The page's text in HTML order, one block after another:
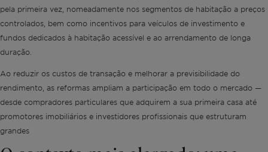
pela primeira vez, nomeadamente nos segmentos de habitação a preços
controlados, bem como incentivos para veículos de investimento e
fundos dedicados à habitação acessível e ao arrendamento de longa
duração.
Ao reduzir os custos de transação e melhorar a previsibilidade do
rendimento, as reformas ampliam a participação em todo o mercado —
desde compradores particulares que adquirem a sua primeira casa até
promotores imobiliários e investidores profissionais que estruturam
grandes